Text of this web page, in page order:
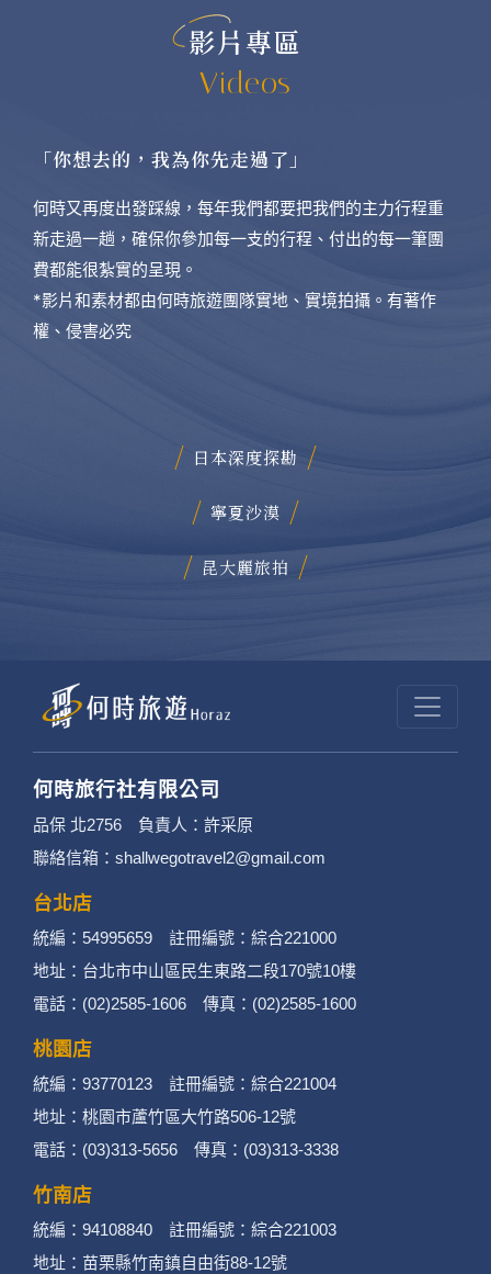
影片專區
Videos
「你想去的，我為你先走過了」
何時又再度出發踩線，每年我們都要把我們的主力行程重
新走過一趟，確保你參加每一支的行程、付出的每一筆團
費都能很紮實的呈現。
*影片和素材都由何時旅遊團隊實地、實境拍攝。有著作
權、侵害必究
日本深度探勘
寧夏沙漠
昆大麗旅拍
何時旅行社有限公司
品保 北2756 負責人：許采原
聯絡信箱：shallwegotravel2@gmail.com
台北店
統編：54995659 註冊編號：綜合221000
地址：台北市中山區民生東路二段170號10樓
電話：(02)2585-1606 傳真：(02)2585-1600
桃園店
統編：93770123 註冊編號：綜合221004
地址：桃園市蘆竹區大竹路506-12號
電話：(03)313-5656 傳真：(03)313-3338
竹南店
統編：94108840 註冊編號：綜合221003
地址：苗栗縣竹南鎮自由街88-12號